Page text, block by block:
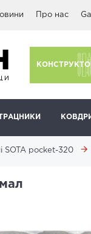
Про нас
SOTA pocket-320